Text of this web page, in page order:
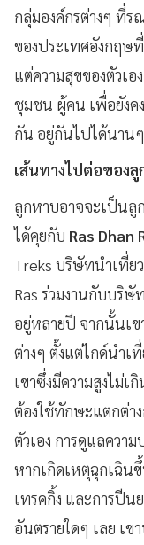
กลุ่มองค์กรต่างๆ ที่ร
ของประเทศอังกฤษ
แต่ความสุขของตัวเ
ชุมชน ผู้คน เพื่อยังค
กัน อยู่กันไปได้นานๆ
เส้นทางไปต่อของ
ลูกหาบอาจจะเป็นลู
ได้คุยกับ Ras Dhan
Treks บริษัทนำเที่ย
Ras ร่วมงานกับบริ
อยู่หลายปี จากนั้นเ
ต่างๆ ตั้งแต่ไกด์นำเ
เขาซึ่งมีความสูงไม่เ
ต้องใช้ทักษะแตกต่า
ตัวเอง การดูแลควา
หากเกิดเหตุฉุกเฉิน
เทรคกิ้ง และการปีน
อันตรายใดๆ เลย เ